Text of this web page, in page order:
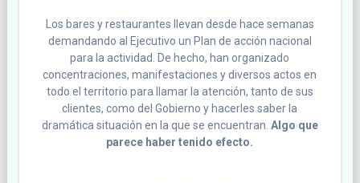
Los bares y restaurantes llevan desde hace semanas
demandando al Ejecutivo un Plan de acción nacional
para la actividad. De hecho, han organizado
concentraciones, manifestaciones y diversos actos en
todo el territorio para llamar la atención, tanto de sus
clientes, como del Gobierno y hacerles saber la
dramática situación en la que se encuentran. Algo que
parece haber tenido efecto.